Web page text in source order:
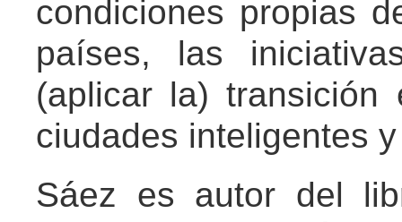
condiciones propias
países, las
(aplicar la) transición
ciudades inteligentes
Sáez es autor del